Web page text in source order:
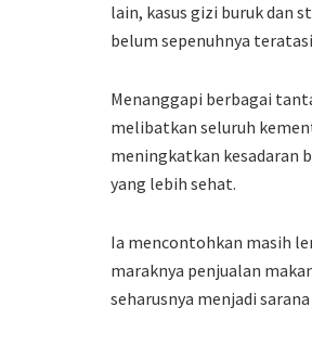
lain, kasus gizi buruk dan
belum sepenuhnya
Menanggapi berbagai
melibatkan seluruh
meningkatkan kesadaran
yang lebih sehat.
Ia mencontohkan masih
maraknya penjualan
seharusnya menjadi